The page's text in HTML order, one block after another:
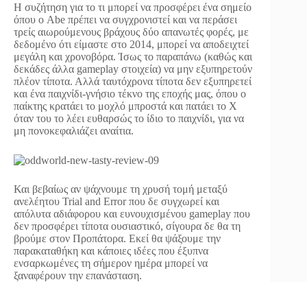
Η συζήτηση για το τι μπορεί να προσφέρει ένα σημείο
όπου ο Abe πρέπει να συγχρονιστεί και να περάσει
τρείς αιωρούμενους βράχους δύο απανωτές φορές, με
δεδομένο ότι είμαστε στο 2014, μπορεί να αποδειχτεί
μεγάλη και χρονοβόρα. Ίσως το παραπάνω (καθώς και
δεκάδες άλλα gameplay στοιχεία) να μην εξυπηρετούν
πλέον τίποτα. Αλλά ταυτόχρονα τίποτα δεν εξυπηρετεί
και ένα παιχνίδι-γνήσιο τέκνο της εποχής μας, όπου ο
παίκτης κρατάει το μοχλό μπροστά και πατάει το X
όταν του το λέει ευθαρσώς το ίδιο το παιχνίδι, για να
μη πονοκεφαλιάζει αναίτια.
Και βεβαίως αν ψάχνουμε τη χρυσή τομή μεταξύ
ανελέητου Trial and Error που δε συγχωρεί και
απόλυτα αδιάφορου και ευνουχισμένου gameplay που
δεν προσφέρει τίποτα ουσιαστικό, σίγουρα δε θα τη
βρούμε στον Προπάτορα. Εκεί θα ψάξουμε την
παρακαταθήκη και κάποιες ιδέες που έξυπνα
ενσαρκωμένες τη σήμερον ημέρα μπορεί να
ξαναφέρουν την επανάσταση.